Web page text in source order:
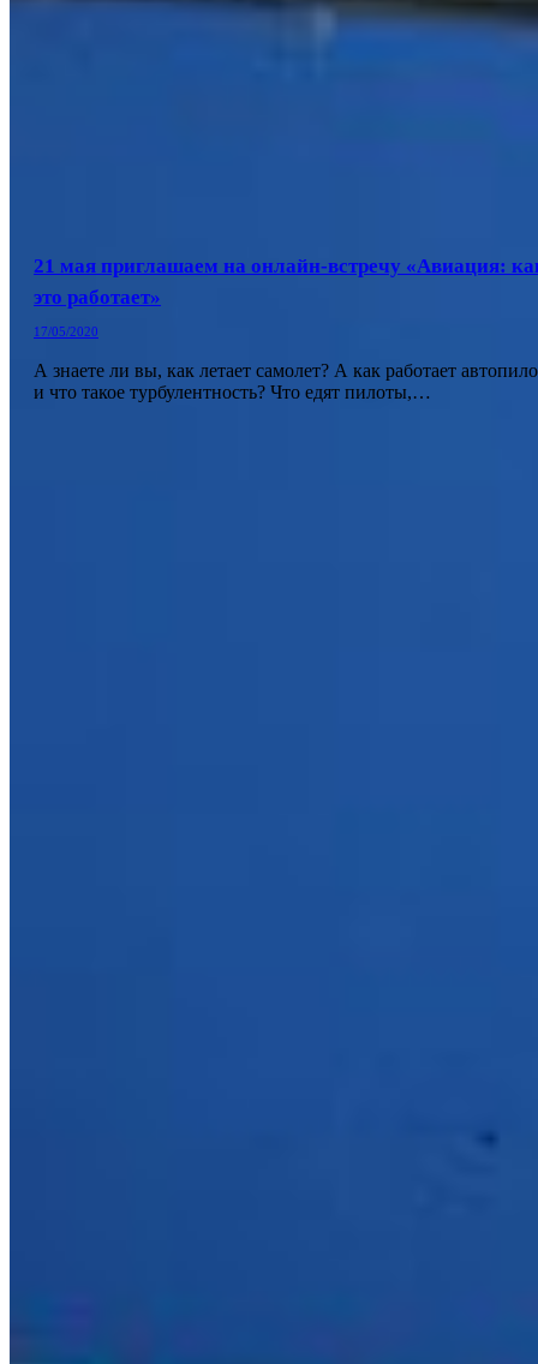
21 мая приглашаем на онлайн-встречу «Авиация:
это работает»
17/05/2020
А знаете ли вы, как летает самолет? А как работает
и что такое турбулентность? Что едят пилоты,…